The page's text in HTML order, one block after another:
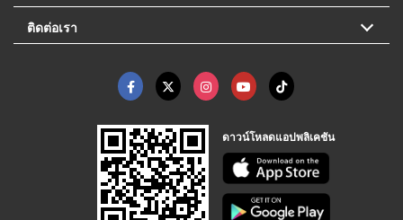
ติดต่อเรา
ดาวน์โหลดแอปพลิเคชัน